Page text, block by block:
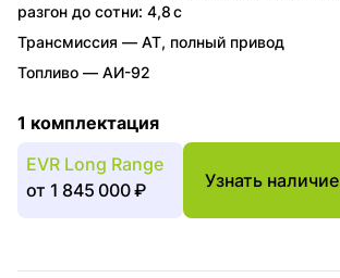
разгон до сотни: 4,8 с
Трансмиссия — AT, полный привод
Топливо — АИ-92
1 комплектация
EVR Long Range
от 1 845 000 ₽ Узнать наличие